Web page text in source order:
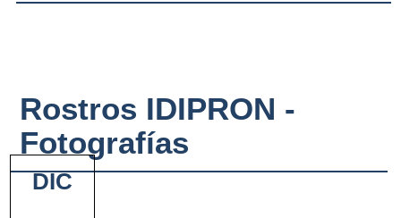
Rostros IDIPRON -
Fotografías
DIC